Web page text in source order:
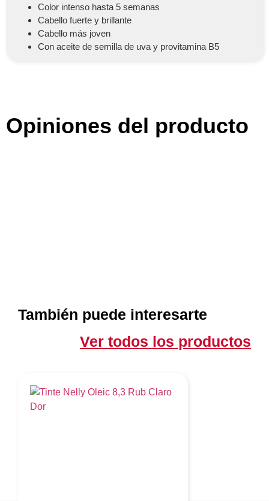
Color intenso hasta 5 semanas
Cabello fuerte y brillante
Cabello más joven
Con aceite de semilla de uva y provitamina B5
Opiniones del producto
También puede interesarte
Ver todos los productos